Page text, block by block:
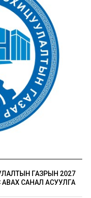
ГАЗРЫН 2027
АВАХ САНАЛ АСУУЛГА